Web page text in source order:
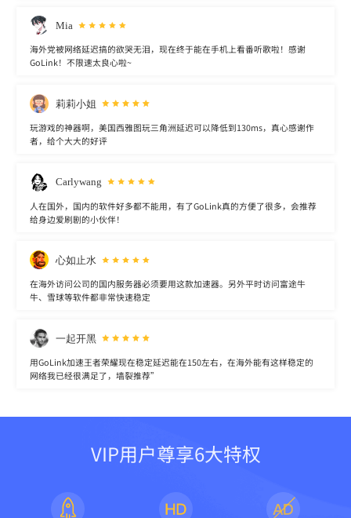
Mia
海外党被网络延迟搞的欲哭无泪，现在终于能在手机上看番听歌啦！感谢
GoLink！不限速太良心啦~
莉莉小姐
玩游戏的神器啊，美国西雅图玩三角洲延迟可以降低到130ms，真心感谢作
者，给个大大的好评
Carlywang
人在国外，国内的软件好多都不能用，有了GoLink真的方便了很多，会推荐
给身边爱刷剧的小伙伴！
心如止水
在海外访问公司的国内服务器必须要用这款加速器。另外平时访问富途牛
牛、雪球等软件都非常快速稳定
一起开黑
用GoLink加速王者荣耀现在稳定延迟能在150左右，在海外能有这样稳定的
网络我已经很满足了，墙裂推荐”
VIP用户尊享6大特权